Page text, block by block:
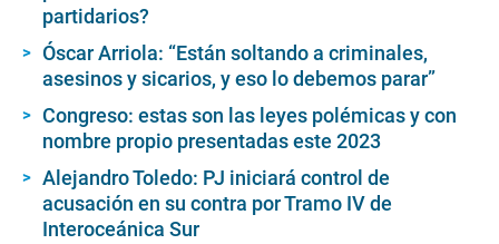
partidarios?
Óscar Arriola: “Están soltando a criminales,
asesinos y sicarios, y eso lo debemos parar”
Congreso: estas son las leyes polémicas y con
nombre propio presentadas este 2023
Alejandro Toledo: PJ iniciará control de
acusación en su contra por Tramo IV de
Interoceánica Sur